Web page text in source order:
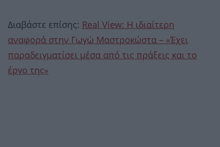
Διαβάστε επίσης: Real View: Η ιδιαίτερη
αναφορά στην Γωγώ Μαστροκώστα – «Έχει
παραδειγματίσει μέσα από τις πράξεις και το
έργο της»